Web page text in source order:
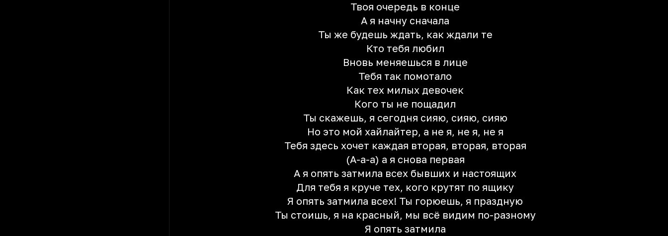
Твоя очередь в конце
А я начну сначала
Ты же будешь ждать, как ждали те
Кто тебя любил
Вновь меняешься в лице
Тебя так помотало
Как тех милых девочек
Кого ты не пощадил
Ты скажешь, я сегодня сияю, сияю, сияю
Но это мой хайлайтер, а не я, не я, не я
Тебя здесь хочет каждая вторая, вторая, вторая
(А-а-а) а я снова первая
А я опять затмила всех бывших и настоящих
Для тебя я круче тех, кого крутят по ящику
Я опять затмила всех! Ты горюешь, я праздную
Ты стоишь, я на красный, мы всё видим по-разному
Я опять затмила